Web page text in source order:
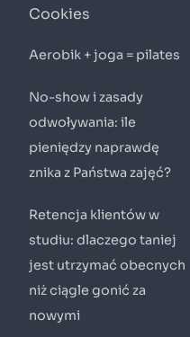
Cookies
Aerobik + joga = pilates
No-show i zasady
odwoływania: ile
pieniędzy naprawdę
znika z Państwa zajęć?
Retencja klientów w
studiu: dlaczego taniej
jest utrzymać obecnych
niż ciągle gonić za
nowymi